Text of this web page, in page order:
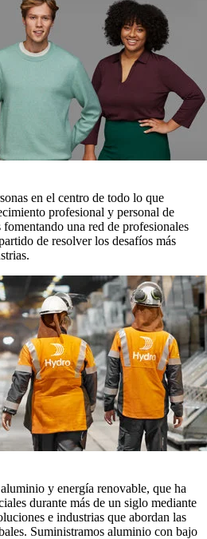
en el centro de todo lo que
profesional y personal de
fomentando una red de profesionales
de resolver los desafíos más
y energía renovable, que ha
durante más de un siglo mediante
e industrias que abordan las
Suministramos aluminio con bajo